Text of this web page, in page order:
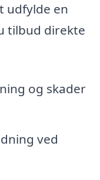
udfylde en
tilbud direkte
og skader
ved